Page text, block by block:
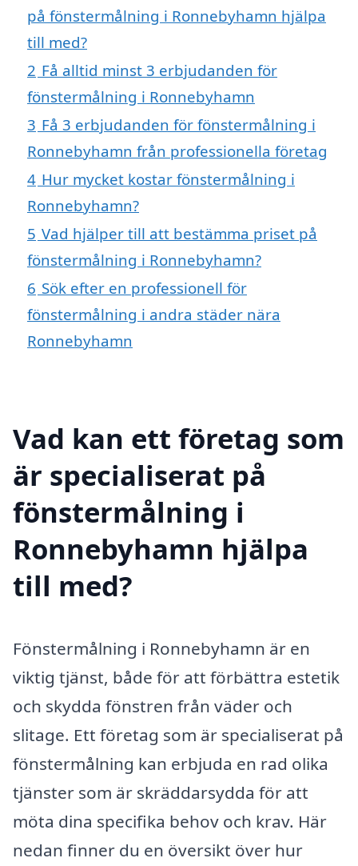
på fönstermålning i Ronnebyhamn hjälpa
till med?
2 Få alltid minst 3 erbjudanden för
fönstermålning i Ronnebyhamn
3 Få 3 erbjudanden för fönstermålning i
Ronnebyhamn från professionella företag
4 Hur mycket kostar fönstermålning i
Ronnebyhamn?
5 Vad hjälper till att bestämma priset på
fönstermålning i Ronnebyhamn?
6 Sök efter en professionell för
fönstermålning i andra städer nära
Ronnebyhamn
Vad kan ett företag som
är specialiserat på
fönstermålning i
Ronnebyhamn hjälpa
till med?
Fönstermålning i Ronnebyhamn är en
viktig tjänst, både för att förbättra estetik
och skydda fönstren från väder och
slitage. Ett företag som är specialiserat på
fönstermålning kan erbjuda en rad olika
tjänster som är skräddarsydda för att
möta dina specifika behov och krav. Här
nedan finner du en översikt över hur